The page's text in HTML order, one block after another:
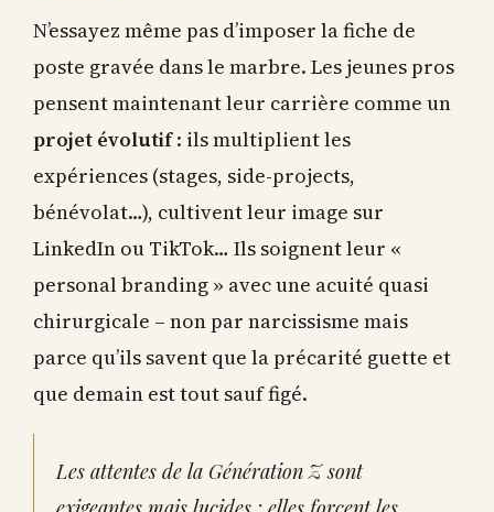
N’essayez même pas d’imposer la fiche de
poste gravée dans le marbre. Les jeunes pros
pensent maintenant leur carrière comme un
projet évolutif: ils multiplient les
expériences (stages, side-projects,
bénévolat…), cultivent leur image sur
LinkedIn ou TikTok… Ils soignent leur «
personal branding » avec une acuité quasi
chirurgicale – non par narcissisme mais
parce qu’ils savent que la précarité guette et
que demain est tout sauf figé.
Les attentes de la Génération Z sont